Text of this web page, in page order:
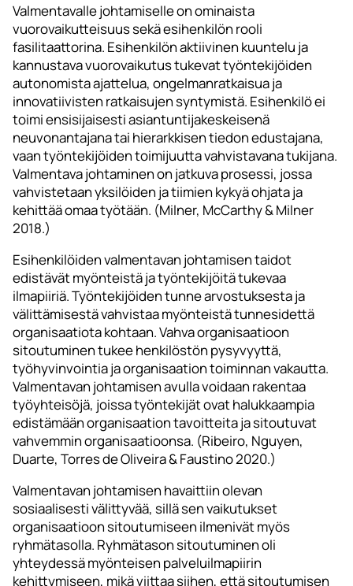
Valmentavalle johtamiselle on ominaista
vuorovaikutteisuus sekä esihenkilön rooli
fasilitaattorina. Esihenkilön aktiivinen kuuntelu ja
kannustava vuorovaikutus tukevat työntekijöiden
autonomista ajattelua, ongelmanratkaisua ja
innovatiivisten ratkaisujen syntymistä. Esihenkilö ei
toimi ensisijaisesti asiantuntijakeskeisenä
neuvonantajana tai hierarkkisen tiedon edustajana,
vaan työntekijöiden toimijuutta vahvistavana tukijana.
Valmentava johtaminen on jatkuva prosessi, jossa
vahvistetaan yksilöiden ja tiimien kykyä ohjata ja
kehittää omaa työtään. (Milner, McCarthy & Milner
2018.)
Esihenkilöiden valmentavan johtamisen taidot
edistävät myönteistä ja työntekijöitä tukevaa
ilmapiiriä. Työntekijöiden tunne arvostuksesta ja
välittämisestä vahvistaa myönteistä tunnesidettä
organisaatiota kohtaan. Vahva organisaatioon
sitoutuminen tukee henkilöstön pysyvyyttä,
työhyvinvointia ja organisaation toiminnan vakautta.
Valmentavan johtamisen avulla voidaan rakentaa
työyhteisöjä, joissa työntekijät ovat halukkaampia
edistämään organisaation tavoitteita ja sitoutuvat
vahvemmin organisaatioonsa. (Ribeiro, Nguyen,
Duarte, Torres de Oliveira & Faustino 2020.)
Valmentavan johtamisen havaittiin olevan
sosiaalisesti välittyvää, sillä sen vaikutukset
organisaatioon sitoutumiseen ilmenivät myös
ryhmätasolla. Ryhmätason sitoutuminen oli
yhteydessä myönteisen palveluilmapiirin
kehittymiseen, mikä viittaa siihen, että sitoutumisen